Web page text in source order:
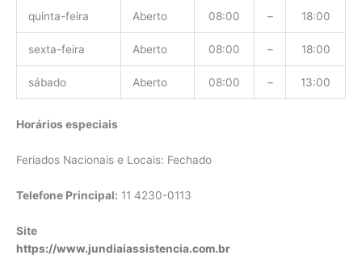
quinta-feira Aberto 08:00 – 18:00
sexta-feira Aberto 08:00 – 18:00
sábado Aberto 08:00 – 13:00
Horários especiais
Feriados Nacionais e Locais: Fechado
Telefone Principal: 11 4230-0113
Site
https://www.jundiaiassistencia.com.br